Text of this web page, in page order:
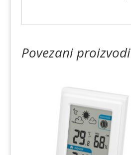
Povezani proizvodi